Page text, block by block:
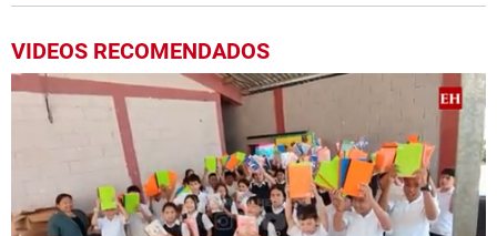
VIDEOS RECOMENDADOS